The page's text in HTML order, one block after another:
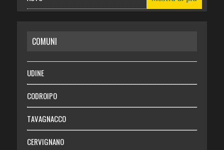
RISPARMIO
SALUTE
Necrologie
Chi siamo
Abbonati
COMUNI
UDINE
CODROIPO
TAVAGNACCO
CERVIGNANO